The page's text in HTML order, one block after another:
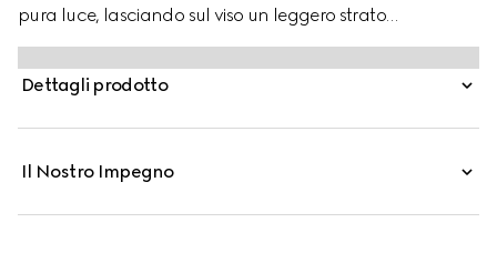
pura luce, lasciando sul viso un leggero strato
trasparente dal grande potere illuminate.
Un'innovazione nel mondo del makeup, il gloss per
occhi, labbra e zigomi è presentato in un'unica tonalità
può essere utilizzato per enfatizzare i lineamenti del viso
Dettagli prodotto
Il Nostro Impegno